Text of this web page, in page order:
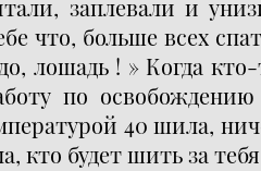
заплевали и
что, больше всех
лошадь ! » Когда
по
40 шила,
кто будет шить за